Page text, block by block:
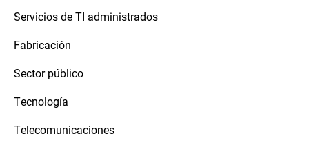
Servicios de TI administrados
Fabricación
Sector público
Tecnología
Telecomunicaciones